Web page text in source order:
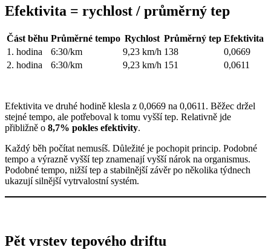
Efektivita = rychlost / průměrný tep
Část běhu Průměrné tempo Rychlost Průměrný tep Efektivita
1. hodina
6:30/km 9,23 km/h 138
0,0669
2. hodina
6:30/km 9,23 km/h 151 0,0611
Efektivita ve druhé hodině klesla z 0,0669 na 0,0611. Běžec držel
stejné tempo, ale potřeboval k tomu vyšší tep. Relativně jde
přibližně o 8,7% pokles efektivity.
Každý běh počítat nemusíš. Důležité je pochopit princip. Podobné
tempo a výrazně vyšší tep znamenají vyšší nárok na organismus.
Podobné tempo, nižší tep a stabilnější závěr po několika týdnech
ukazují silnější vytrvalostní systém.
Pět vrstev tepového driftu